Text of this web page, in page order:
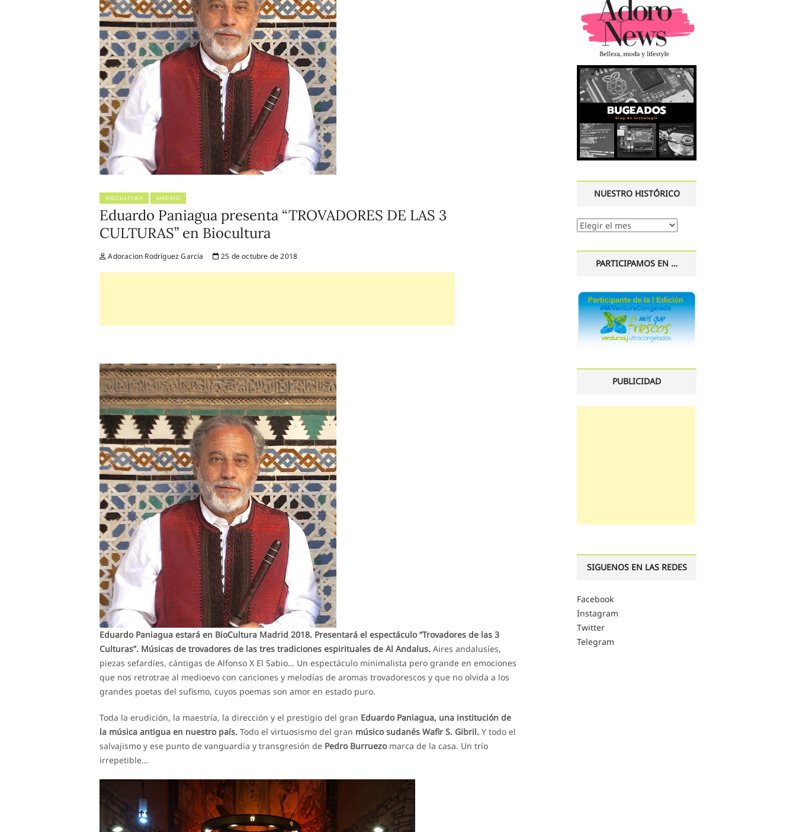
BIOCULTURA MADRID
Eduardo Paniagua presenta “TROVADORES DE LAS 3
CULTURAS” en Biocultura
Adoracion Rodríguez García 25 de octubre de 2018
Eduardo Paniagua estará en BioCultura Madrid 2018. Presentará el espectáculo “Trovadores de las 3
Culturas”. Músicas de trovadores de las tres tradiciones espirituales de Al Andalus. Aires andalusíes,
piezas sefardíes, cántigas de Alfonso X El Sabio… Un espectáculo minimalista pero grande en emociones
que nos retrotrae al medioevo con canciones y melodías de aromas trovadorescos y que no olvida a los
grandes poetas del sufismo, cuyos poemas son amor en estado puro.
Toda la erudición, la maestría, la dirección y el prestigio del gran Eduardo Paniagua, una institución de
la música antigua en nuestro país. Todo el virtuosismo del gran músico sudanés Wafir S. Gibril. Y todo el
salvajismo y ese punto de vanguardia y transgresión de Pedro Burruezomarca de la casa. Un trío
irrepetible…
NUESTRO HISTÓRICO
Nuestro
PARTICIPAMOS EN …
PUBLICIDAD
SIGUENOS EN LAS REDES
Facebook
Instagram
Twitter
Telegram